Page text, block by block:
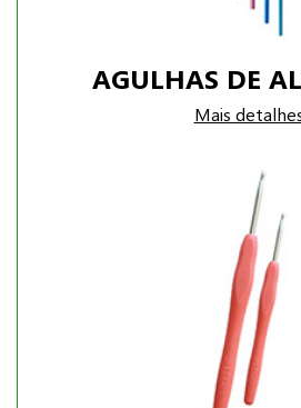
AGULHAS DE
Mais